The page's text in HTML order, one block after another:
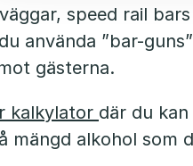
speed rail
använda ”bar-
gästerna.
kalkylator där du
mängd alkohol som